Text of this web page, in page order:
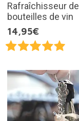
Rafraîchisseur de
bouteilles de vin
14,95€